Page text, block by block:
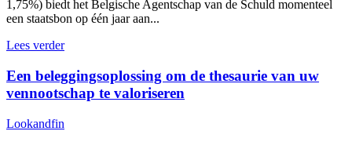
1,75%) biedt het Belgische Agentschap van de Schuld momenteel
een staatsbon op één jaar aan...
Lees verder
Een beleggingsoplossing om de thesaurie van uw
vennootschap te valoriseren
Lookandfin